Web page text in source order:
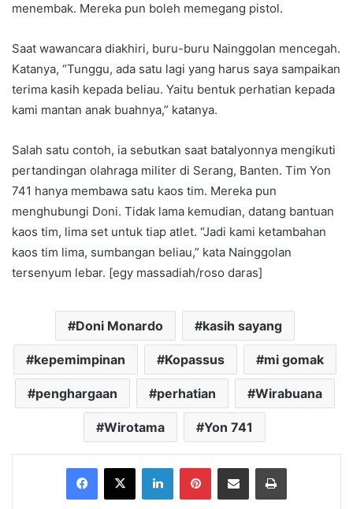
menembak. Mereka pun boleh memegang pistol.
Saat wawancara diakhiri, buru-buru Nainggolan mencegah.
Katanya, “Tunggu, ada satu lagi yang harus saya sampaikan
terima kasih kepada beliau. Yaitu bentuk perhatian kepada
kami mantan anak buahnya,” katanya.
Salah satu contoh, ia sebutkan saat batalyonnya mengikuti
pertandingan olahraga militer di Serang, Banten. Tim Yon
741 hanya membawa satu kaos tim. Mereka pun
menghubungi Doni. Tidak lama kemudian, datang bantuan
kaos tim, lima set untuk tiap atlet. “Jadi kami ketambahan
kaos tim lima, sumbangan beliau,” kata Nainggolan
tersenyum lebar. [egy massadiah/roso daras]
Doni Monardo kasih sayang
kepemimpinan Kopassus mi gomak
penghargaan perhatian Wirabuana
Wirotama Yon 741
Facebook
X LinkedInPinterestShare via Email Print